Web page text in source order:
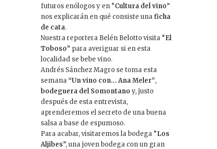
futuros enólogos y en “Cultura del vino”
nos explicarán en qué consiste unaficha
de cata.
Nuestra reportera Belén Belotto visita “El
Toboso” para averiguar si en esta
localidad se bebe vino.
Andrés Sánchez Magro se toma esta
semana “Un vino con… Ana Meler”,
bodeguera del Somontano y, justo
después de esta entrevista,
aprenderemos el secreto de una buena
salsa a base de espumoso.
Para acabar, visitaremos la bodega “Los
Aljibes”, una joven bodega con un gran